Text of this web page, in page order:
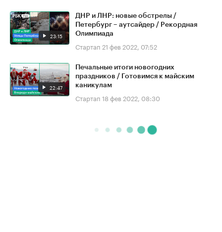
23:15
ДНР и ЛНР: новые обстрелы /
Петербург – аутсайдер / Рекордная
Олимпиада
Стартап 21 фев 2022, 07:52
22:47
Печальные итоги новогодних
праздников / Готовимся к майским
каникулам
Стартап 18 фев 2022, 08:30